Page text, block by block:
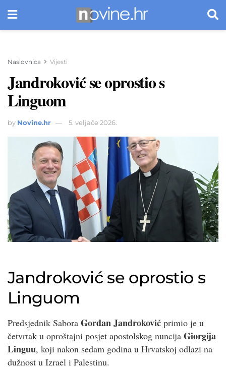
Naslovnica Vijesti
Jandroković se oprostio s
Linguom
by Novine.hr 5. veljače 2026.
Jandroković se oprostio s
Linguom
Predsjednik Sabora Gordan Jandroković primio je u
četvrtak u oproštajni posjet apostolskog nuncija Giorgija
Linguu, koji nakon sedam godina u Hrvatskoj odlazi na
dužnost u Izrael i Palestinu.